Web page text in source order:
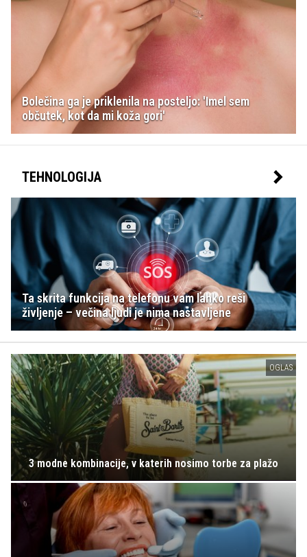
Bolečina ga je priklenila na posteljo: 'Imel sem
občutek, kot da mi koža gori'
TEHNOLOGIJA
Ta skrita funkcija na telefonu vam lahko reši
življenje – večina ljudi je nima nastavljene
OGLAS
3 modne kombinacije, v katerih nosimo torbe za plažo